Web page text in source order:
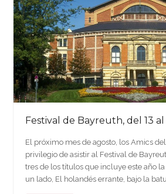
Festival de Bayreuth, del 13
El próximo mes de agosto, los Amics
privilegio de asistir al Festival de
tres de los títulos que incluye este año
un lado, El holandés errante, bajo la